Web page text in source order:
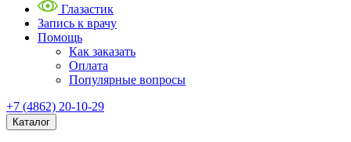
Глазастик
Запись к врачу
Помощь
Как заказать
Оплата
Популярные вопросы
+7 (4862) 20-10-29
Каталог